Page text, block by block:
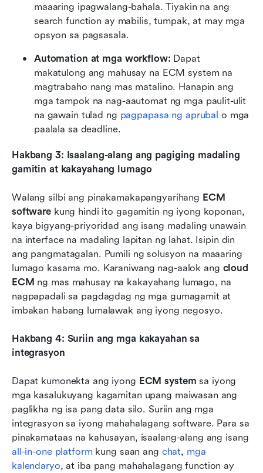
maaaring ipagwalang-bahala. Tiyakin na ang
search function ay mabilis, tumpak, at may mga
opsyon sa pagsasala.
Automation at mga workflow: Dapat
makatulong ang mahusay na ECM system na
magtrabaho nang mas matalino. Hanapin ang
mga tampok na nag-aautomat ng mga paulit-ulit
na gawain tulad ng pagpapasa ng aprubal o mga
paalala sa deadline.
Hakbang 3: Isaalang-alang ang pagiging madaling
gamitin at kakayahang lumago
Walang silbi ang pinakamakapangyarihang ECM
software kung hindi ito gagamitin ng iyong koponan,
kaya bigyang-priyoridad ang isang madaling unawain
na interface na madaling lapitan ng lahat. Isipin din
ang pangmatagalan. Pumili ng solusyon na maaaring
lumago kasama mo. Karaniwang nag-aalok ang cloud
ECM ng mas mahusay na kakayahang lumago, na
nagpapadali sa pagdagdag ng mga gumagamit at
imbakan habang lumalawak ang iyong negosyo.
Hakbang 4: Suriin ang mga kakayahan sa
integrasyon
Dapat kumonekta ang iyong ECM system sa iyong
mga kasalukuyang kagamitan upang maiwasan ang
paglikha ng isa pang data silo. Suriin ang mga
integrasyon sa iyong mahahalagang software. Para sa
all-in-one platform kung saan ang chat, mga
kalendaryo, at iba pang mahahalagang function ay